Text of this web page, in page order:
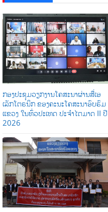
ກອງປະຊຸມວຽກງານໂຄສະນາຜ່ານສື່ເອ
ເລັກໂຕຣນິກ ຂອງຄະນະໂຄສະນາອົບຮົມ
ແຂວງ ໃນທົ່ວປະເທດ ປະຈໍາໄຕມາດ II ປີ
2026